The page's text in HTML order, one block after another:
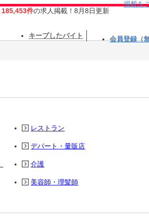
185,453件の求人掲載！8月8日更新
掲載を
キープしたバイト 会員登録（
レストラン
デパート・量販店
介護
美容師・理髪師